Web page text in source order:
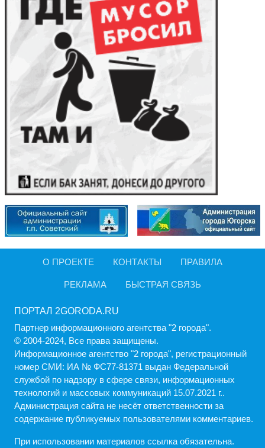
О ПРОЕКТЕ КОНТАКТЫ ПРАВИЛА
РЕКЛАМА БЫСТРАЯ СВЯЗЬ
ПОРТАЛ 2GORODA.RU
Партнер информационного агентства "2 города".
© 2004-2024, Все права защищены.
Информационное агентство "2 города", регистрационный
номер СМИ: ИА № ФС77-81371 выдан Федеральной
службой по надзору в сфере связи, информационных
технологий и массовых коммуникаций 15.07.2021 г..
Администрация cайта не несёт ответственности за
содержание публикуемых пользователями комментариев.
При использовании материалов ссылка обязательна.